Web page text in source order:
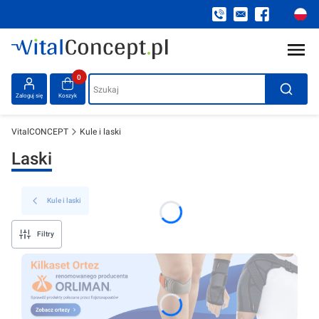
Zaloguj się
Produkty w koszyku: 0. Zobacz szczegóły
Koszyk Szukaj
VitalCONCEPT Kule i laski
Laski
Kule i laski
Filtry